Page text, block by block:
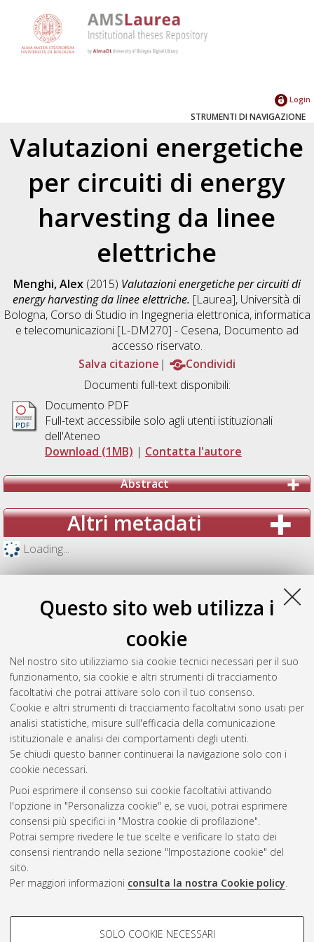
Questo sito web utilizza i
cookie
Nel nostro sito utilizziamo sia cookie tecnici necessari per il suo
funzionamento, sia cookie e altri strumenti di tracciamento
facoltativi che potrai attivare solo con il tuo consenso.
Cookie e altri strumenti di tracciamento facoltativi sono usati per
analisi statistiche, misure sull'efficacia della comunicazione
istituzionale e analisi dei comportamenti degli utenti.
Se chiudi questo banner continuerai la navigazione solo con i
cookie necessari.
Puoi esprimere il consenso sui cookie facoltativi attivando
l'opzione in "Personalizza cookie" e, se vuoi, potrai esprimere
consensi più specifici in "Mostra cookie di profilazione".
Potrai sempre rivedere le tue scelte e verificare lo stato dei
consensi rientrando nella sezione "Impostazione cookie" del
sito.
Per maggiori informazioni consulta la nostra Cookie policy.
COOKIE DI PROFILAZIONE -
SOLO COOKIE NECESSARI
Login
STRUMENTI DI NAVIGAZIONE
Valutazioni energetiche
per circuiti di energy
harvesting da linee
elettriche
Menghi, Alex(2015) Valutazioni energetiche per circuiti di
energy harvesting da linee elettriche. [Laurea], Università di
Bologna, Corso di Studio in Ingegneria elettronica, informatica
e telecomunicazioni [L-DM270] - Cesena, Documento ad
accesso riservato.
Salva citazione
Condividi
Documenti full-text disponibili:
Documento PDF
Full-text accessibile solo agli utenti istituzionali
dell'Ateneo
Download (1MB) | Contatta l'autore
Abstract
Altri metadati
Loading...
Gestione del documento:
Atom
Rss 1.0
Rss 2.0
AMS Laurea
Impostazioni Cookie
Informativa sulla privacy